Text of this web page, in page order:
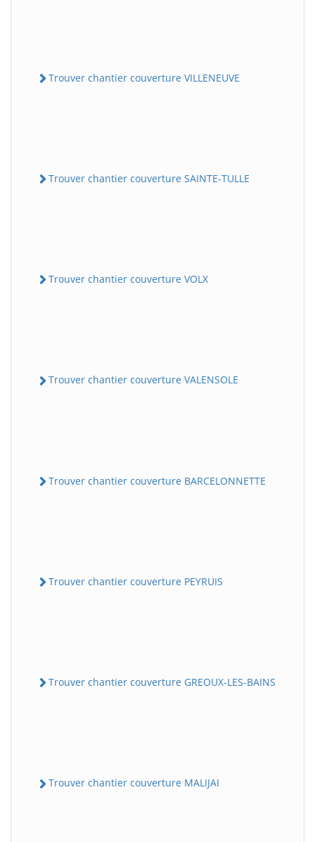
Trouver chantier couverture VILLENEUVE
Trouver chantier couverture SAINTE-TULLE
Trouver chantier couverture VOLX
Trouver chantier couverture VALENSOLE
Trouver chantier couverture BARCELONNETTE
Trouver chantier couverture PEYRUIS
Trouver chantier couverture GREOUX-LES-BAINS
Trouver chantier couverture MALIJAI